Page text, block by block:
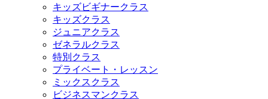
キッズビギナークラス
キッズクラス
ジュニアクラス
ゼネラルクラス
特別クラス
プライベート・レッスン
ミックスクラス
ビジネスマンクラス